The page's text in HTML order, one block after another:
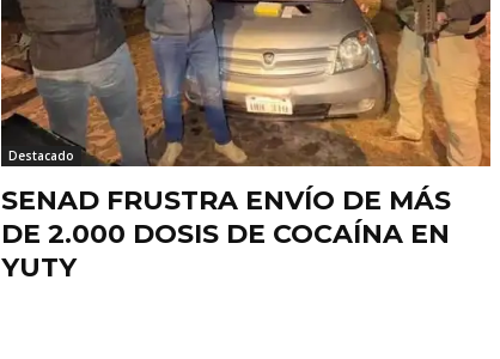
Destacado
SENAD FRUSTRA ENVÍO DE MÁS
DE 2.000 DOSIS DE COCAÍNA EN
YUTY